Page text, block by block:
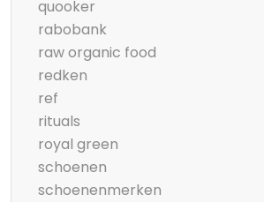
quooker
rabobank
raw organic food
redken
ref
rituals
royal green
schoenen
schoenenmerken